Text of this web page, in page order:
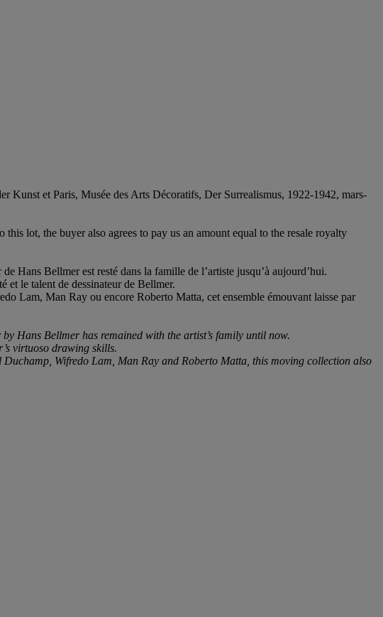
et Paris, Musée des Arts Décoratifs, Der Surrealismus, 1922-1942, mars-
lot, the buyer also agrees to pay us an amount equal to the resale royalty
Hans Bellmer est resté dans la famille de l’artiste jusqu’à aujourd’hui.
et le talent de dessinateur de Bellmer.
Lam, Man Ray ou encore Roberto Matta, cet ensemble émouvant laisse par
Hans Bellmer has remained with the artist’s family until now.
virtuoso drawing skills.
Wifredo Lam, Man Ray and Roberto Matta, this moving collection also